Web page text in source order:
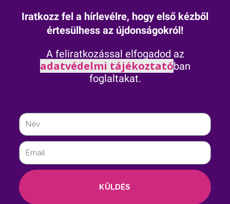
Iratkozz fel a hírlevélre, hogy első kézből
értesülhess az újdonságokról!
A feliratkozással elfogadod az
adatvédelmi tájékoztatóban
foglaltakat.
Név
Email
KÜLDÉS